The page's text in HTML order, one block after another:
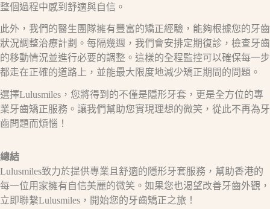
整個過程中感到舒適與自信。
此外，我們的醫生團隊擁有豐富的矯正經驗，能夠根據您的牙齒
狀況調整治療計劃。每隔幾週，我們會安排定期復診，檢查牙齒
的移動情況並進行必要的調整。這樣的全程監控可以確保每一步
都走在正確的道路上，並能最大限度地減少矯正期間的問題。
選擇Lulusmiles，您將得到的不僅是隱形牙套，更是全方位的專
業牙齒矯正服務。讓我們幫助您實現理想的微笑，從此不再為牙
齒問題而煩惱！
總結
Lulusmiles致力於提供專業且舒適的隱形牙套服務，幫助香港的
每一位用家擁有自信美麗的微笑。如果您也渴望改善牙齒外觀，
立即聯繫Lulusmiles，開始您的牙齒矯正之旅！